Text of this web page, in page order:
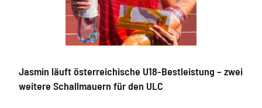
Jasmin läuft österreichische U18-Bestleistung – zwei
weitere Schallmauern für den ULC